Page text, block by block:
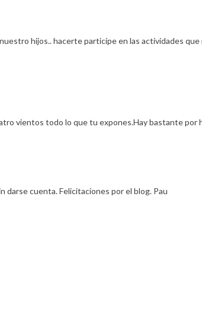
hijos.. hacerte participe en las actividades
vientos todo lo que tu expones.Hay bastante por
cuenta. Felicitaciones por el blog. Pau